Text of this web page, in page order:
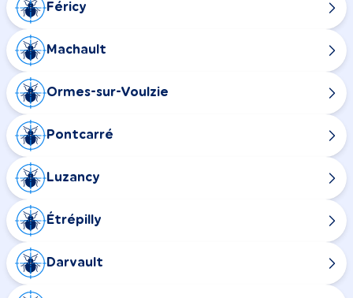
Féricy
Machault
Ormes-sur-Voulzie
Pontcarré
Luzancy
Étrépilly
Darvault